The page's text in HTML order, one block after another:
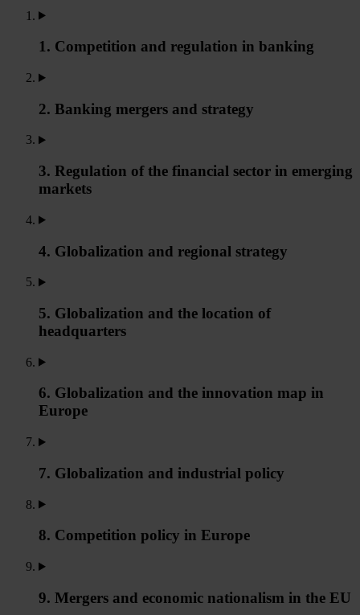
1. Competition and regulation in banking
2. Banking mergers and strategy
3. Regulation of the financial sector in emerging
markets
4. Globalization and regional strategy
5. Globalization and the location of
headquarters
6. Globalization and the innovation map in
Europe
7. Globalization and industrial policy
8. Competition policy in Europe
9. Mergers and economic nationalism in the EU